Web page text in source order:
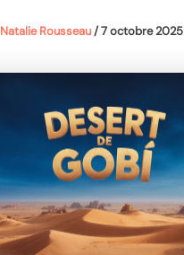
Natalie Rousseau/7 octobre 2025